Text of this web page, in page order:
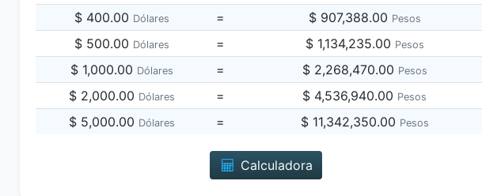
$ 400.00 Dólares = $ 907,388.00 Pesos
$ 500.00 Dólares = $ 1,134,235.00 Pesos
$ 1,000.00 Dólares = $ 2,268,470.00 Pesos
$ 2,000.00 Dólares = $ 4,536,940.00 Pesos
$ 5,000.00 Dólares = $ 11,342,350.00 Pesos
Calculadora